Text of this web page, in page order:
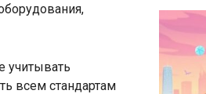
учитывать
всем стандартам